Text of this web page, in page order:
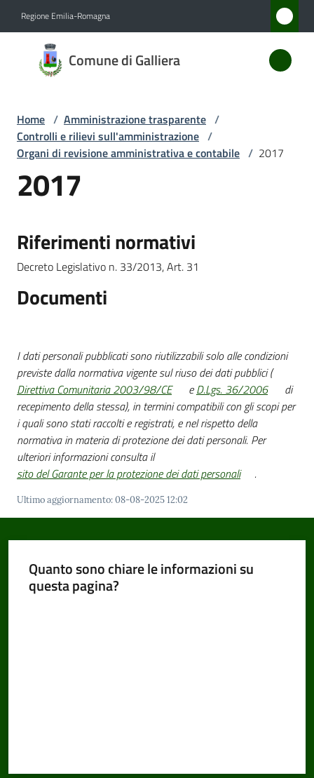
Regione Emilia-Romagna
Comune di Galliera
Comune
di
Amministrazione
Novità
Vivere
Amministrazione
Trasparente
Menu selezionato
Tutti
gli
argomenti...
Seguici
su
Home / Amministrazione trasparente /
Controlli e rilievi sull'amministrazione /
Organi di revisione amministrativa e contabile / 2017
2017
Riferimenti normativi
Decreto Legislativo n. 33/2013, Art. 31
Documenti
I dati personali pubblicati sono riutilizzabili solo alle condizioni
previste dalla normativa vigente sul riuso dei dati pubblici (
Direttiva Comunitaria 2003/98/CE
eD.Lgs. 36/2006
di
recepimento della stessa), in termini compatibili con gli scopi per
i quali sono stati raccolti e registrati, e nel rispetto della
normativa in materia di protezione dei dati personali. Per
ulteriori informazioni consulta il
sito del Garante per la protezione dei dati personali
.
Ultimo aggiornamento:08-08-2025 12:02
Quanto sono chiare le informazioni su
questa pagina?